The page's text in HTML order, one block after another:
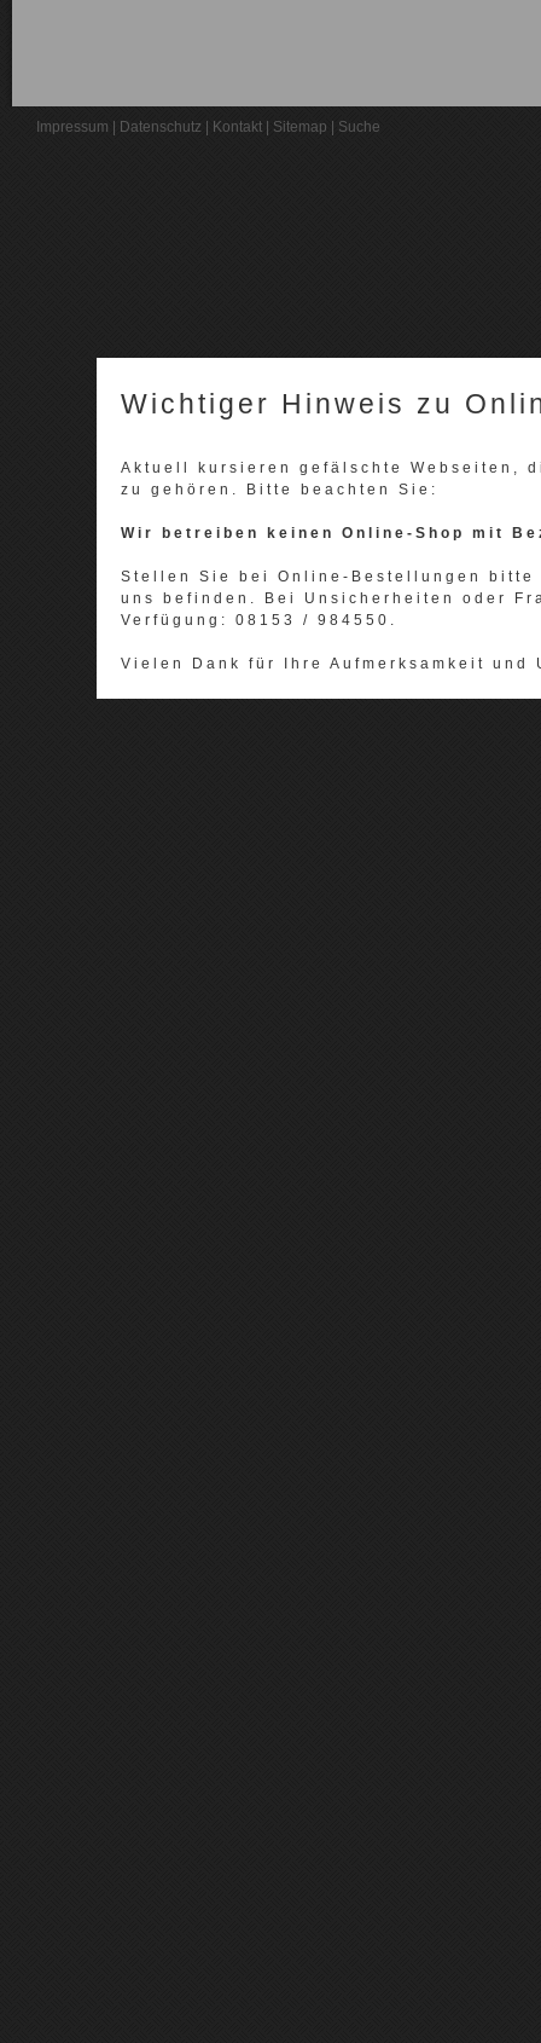
Impressum Datenschutz Kontakt Sitemap Suche
Wichtiger Hinweis zu
Aktuell kursieren gefälschte Webseiten,
zu gehören. Bitte beachten Sie:
Wir betreiben keinen Online-Shop mit
Stellen Sie bei Online-Bestellungen
uns befinden. Bei Unsicherheiten oder
Verfügung: 08153 / 984550.
Vielen Dank für Ihre Aufmerksamkeit und